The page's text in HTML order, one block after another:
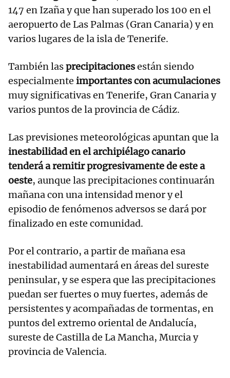
147 en Izaña y que han superado los 100 en el
aeropuerto de Las Palmas (Gran Canaria) y en
varios lugares de la isla de Tenerife.
También lasprecipitacionesestán siendo
especialmente importantes con acumulaciones
muy significativas en Tenerife, Gran Canaria y
varios puntos de la provincia de Cádiz.
Las previsiones meteorológicas apuntan que la
inestabilidad en el archipiélago canario
tenderá a remitir progresivamente de este a
oeste, aunque las precipitaciones continuarán
mañana con una intensidad menor y el
episodio de fenómenos adversos se dará por
finalizado en este comunidad.
Por el contrario, a partir de mañana esa
inestabilidad aumentará en áreas del sureste
peninsular, y se espera que las precipitaciones
puedan ser fuertes o muy fuertes, además de
persistentes y acompañadas de tormentas, en
puntos del extremo oriental de Andalucía,
sureste de Castilla de La Mancha, Murcia y
provincia de Valencia.